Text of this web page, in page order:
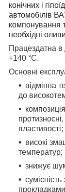
конічних і
автомобілів
компонування
необхідні
Працездатна в
+140 °С.
Основні
відмінна
до
властивості;
високі
температур;
знижує